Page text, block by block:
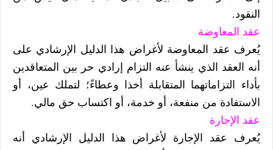
النقود.
عقد المعاوضة
يُعرف عقد المعاوضة لأغراض هذا الدليل الإرشادي على
أنه العقد الذي ينشأ عنه التزام إرادي حر بين المتعاقدين
بأداء التزاماتهما المتقابلة أخذا وعطاءً؛ لتملك عين، أو
الاستفادة من منفعة، أو خدمة، أو اكتساب حق مالي.
عقد الإجارة
يُعرف عقد الإجارة لأغراض هذا الدليل الإرشادي أنه